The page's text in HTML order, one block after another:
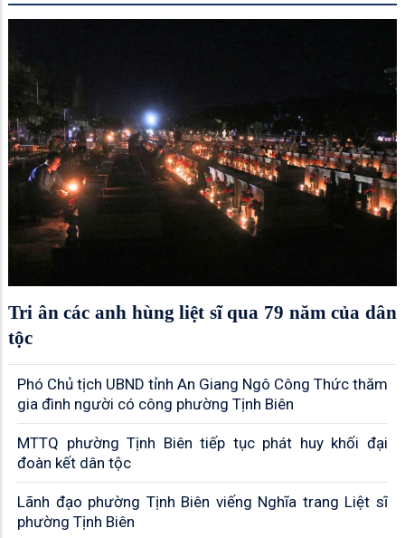
Tri ân các anh hùng liệt sĩ qua 79 năm của dân
tộc
Phó Chủ tịch UBND tỉnh An Giang Ngô Công Thức thăm
gia đình người có công phường Tịnh Biên
MTTQ phường Tịnh Biên tiếp tục phát huy khối đại
đoàn kết dân tộc
Lãnh đạo phường Tịnh Biên viếng Nghĩa trang Liệt sĩ
phường Tịnh Biên